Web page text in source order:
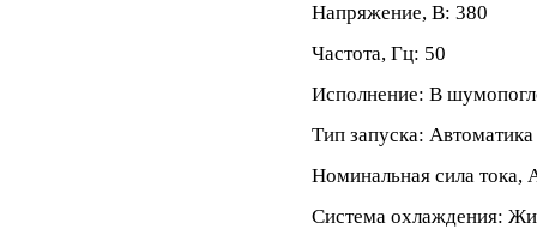
Напряжение, В: 380
Частота, Гц: 50
Исполнение: В
Тип запуска: Автоматика
Номинальная сила тока,
Система охлаждения: